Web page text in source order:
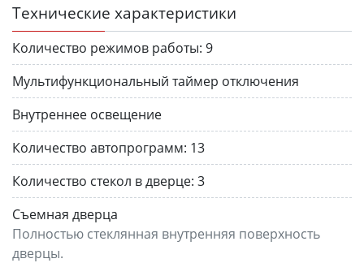
Технические характеристики
Количество режимов работы: 9
Мультифункциональный таймер отключения
Внутреннее освещение
Количество автопрограмм: 13
Количество стекол в дверце: 3
Cъемная дверца
Полностью стеклянная внутренняя поверхность
дверцы.